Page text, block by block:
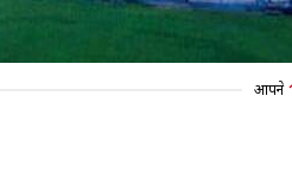
को ऐतिहासिक इस लिए कहा जा
आपने